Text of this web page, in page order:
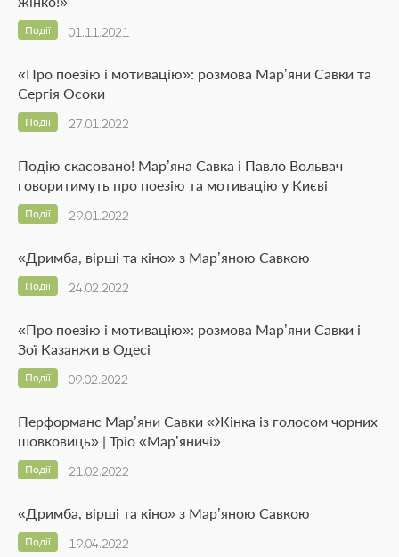
01.11.2021
Події
«Про поезію і мотивацію»: розмова Мар’яни Савки та
Сергія Осоки
27.01.2022
Події
Подію скасовано! Мар’яна Савка і Павло Вольвач
говоритимуть про поезію та мотивацію у Києві
29.01.2022
Події
«Дримба, вірші та кіно» з Мар’яною Савкою
24.02.2022
Події
«Про поезію і мотивацію»: розмова Мар’яни Савки і
Зої Казанжи в Одесі
09.02.2022
Події
Перформанс Мар’яни Савки «Жінка із голосом чорних
шовковиць» | Тріо «Мар’яничі»
21.02.2022
Події
«Дримба, вірші та кіно» з Мар’яною Савкою
19.04.2022
Події